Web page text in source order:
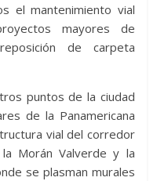
el mantenimiento vial
mayores de
de carpeta
puntos de la ciudad
de la Panamericana
vial del corredor
Morán Valverde y la
se plasman murales